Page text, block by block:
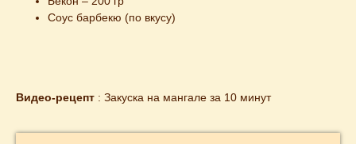
Соус барбекю (по вкусу)
Видео-рецепт : Закуска на мангале за 10 минут